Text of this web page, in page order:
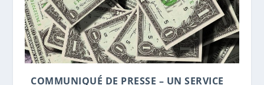
COMMUNIQUÉ DE PRESSE – UN SERVICE